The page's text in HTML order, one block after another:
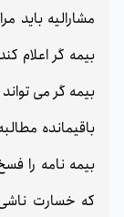
بیمه گر اعلام
بیمه گر می
باقیمانده
بیمه نامه را
که خسارت